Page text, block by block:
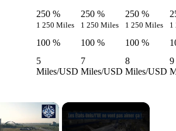
250 %
1 250 Miles
250 %
1 250 Miles
250 %
1 250 Miles 1
100 % 100 % 100 %
5
Miles/USD
7
Miles/USD
8
Miles/USD
9